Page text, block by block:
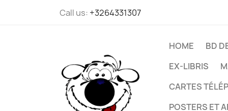
Call us: +3264331307
HOME
BD
EX-LIBRIS
CARTES
POSTERS ET